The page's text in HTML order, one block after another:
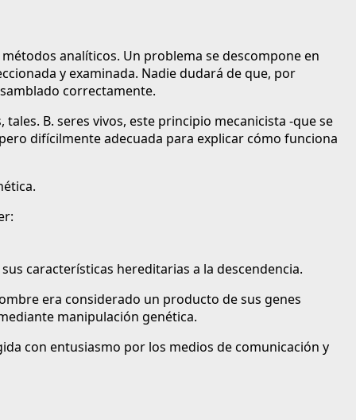
analíticos. Un problema se descompone en
y examinada. Nadie dudará de que, por
correctamente.
B. seres vivos, este principio mecanicista -que se
difícilmente adecuada para explicar cómo funciona
características hereditarias a la descendencia.
era considerado un producto de sus genes
manipulación genética.
con entusiasmo por los medios de comunicación y